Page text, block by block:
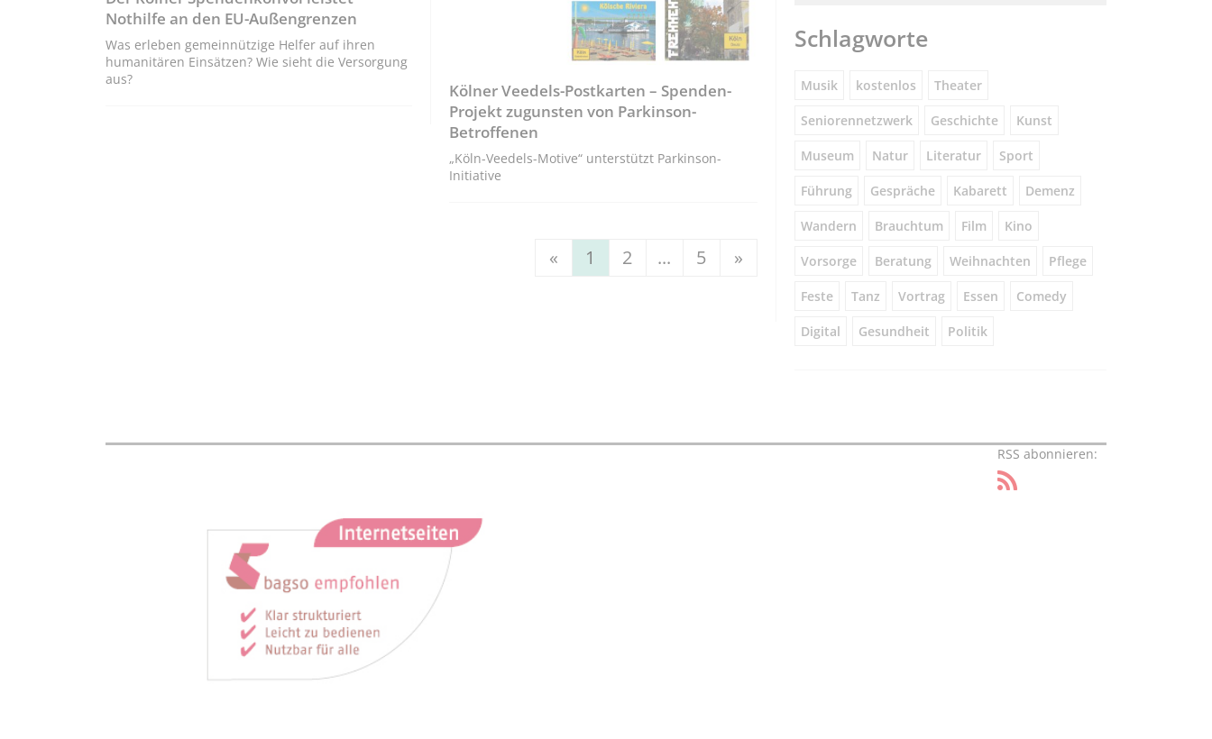
Nothilfe an den EU-Außengrenzen
Was erleben gemeinnützige Helfer auf ihren
humanitären Einsätzen? Wie sieht die Versorgung
aus?
Kölner Veedels-Postkarten – Spenden-
Projekt zugunsten von Parkinson-
Betroffenen
„Köln-Veedels-Motive“ unterstützt Parkinson-
Initiative
« 1 2 ... 5 »
Schlagworte
Musik kostenlos Theater
Seniorennetzwerk Geschichte Kunst
Museum Natur Literatur Sport
Führung Gespräche Kabarett Demenz
Wandern Brauchtum Film Kino
Vorsorge Beratung Weihnachten Pflege
Feste Tanz Vortrag Essen Comedy
Digital Gesundheit Politik
RSS abonnieren: